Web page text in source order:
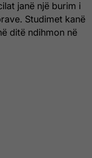
janë një burim i
Studimet kanë
ditë ndihmon në